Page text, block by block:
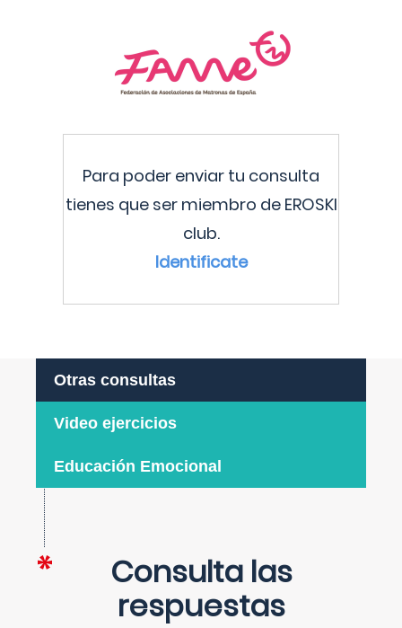
Para poder enviar tu consulta
tienes que ser miembro de EROSKI
club.
Identificate
Otras consultas
Video ejercicios
Educación Emocional
Consulta las
respuestas